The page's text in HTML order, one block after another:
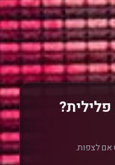
אם לצפות.